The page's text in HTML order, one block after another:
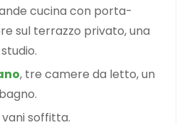
cucina con porta-
sul terrazzo privato, una
, tre camere da letto, un
vani soffitta.